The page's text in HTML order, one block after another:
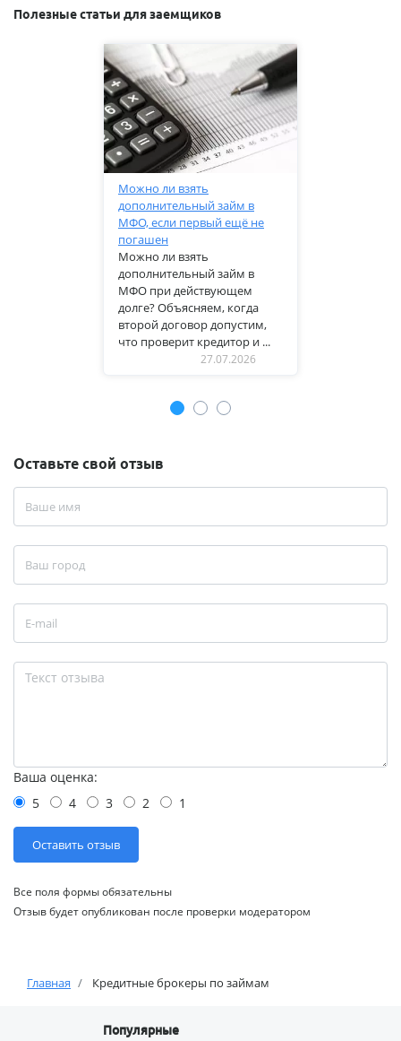
Полезные статьи для заемщиков
Можно ли взять
дополнительный займ в
МФО, если первый ещё не
погашен
Можно ли взять
дополнительный займ в
МФО при действующем
долге? Объясняем, когда
второй договор допустим,
что проверит кредитор и ...
27.07.2026
Оставьте свой отзыв
Ваша оценка:
5
4 3 2 1
Все поля формы обязательны
Отзыв будет опубликован после проверки модератором
Главная Кредитные брокеры по займам
Популярные